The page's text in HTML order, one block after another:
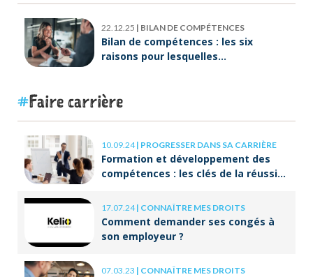
22.12.25 | BILAN DE COMPÉTENCES
Bilan de compétences : les six
raisons pour lesquelles
Faire carrière
10.09.24| PROGRESSER DANS SA CARRIÈRE
Formation et développement des
compétences : les clés de la réussite
17.07.24| CONNAÎTRE MES DROITS
Comment demander ses congés à
son employeur ?
07.03.23 | CONNAÎTRE MES DROITS